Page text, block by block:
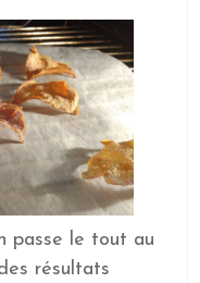
passe le tout au
résultats